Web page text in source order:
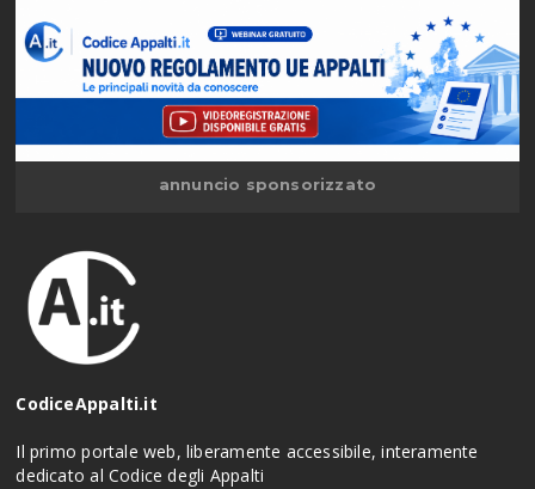
annuncio sponsorizzato
CodiceAppalti.it
Il primo portale web, liberamente accessibile, interamente
dedicato al Codice degli Appalti